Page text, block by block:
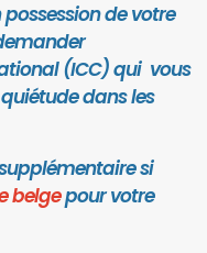
de votre
(ICC) qui vous
dans les
si
belgepour votre